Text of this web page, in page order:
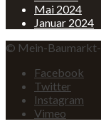
Mai 2024
Januar 2024
© Mein-
Facebook
Twitter
Instagram
Vimeo